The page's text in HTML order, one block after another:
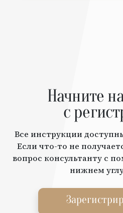
Начните
с
Все инструкции
Если что-то не
вопрос консультанту с
нижнем